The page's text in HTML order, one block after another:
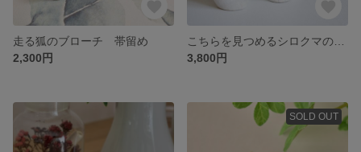
走る狐のブローチ 帯留め
2,300円
3,800円
SOLD OUT